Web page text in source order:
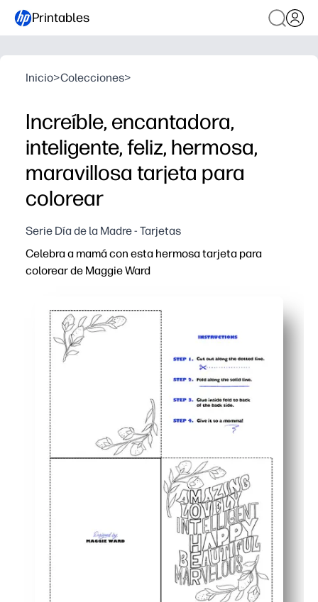
Printables
Inicio>Colecciones>
Increíble, encantadora,
inteligente, feliz, hermosa,
maravillosa tarjeta para
colorear
Serie Día de la Madre - Tarjetas
Celebra a mamá con esta hermosa tarjeta para
colorear de Maggie Ward
Los niños de todas las edades se mantienen
Puedes personalizar el interior: agrega un mensaje,
Perfecto para las aulas y el hogar - el diseño en